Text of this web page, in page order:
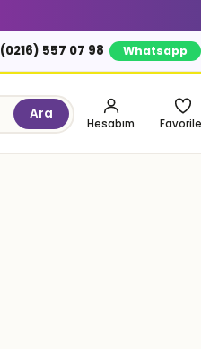
(0216) 557 07 98 Whatsapp
Ara
Hesabım